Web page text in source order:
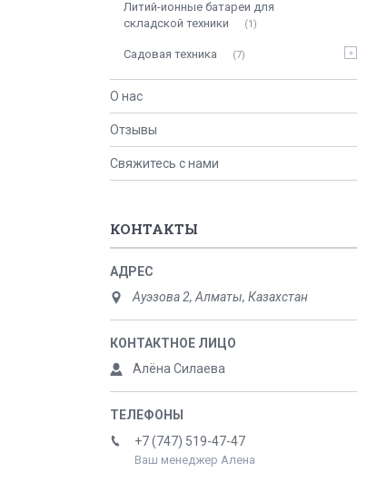
Литий-ионные батареи для
складской техники
1
Садовая техника 7
О нас
Отзывы
Свяжитесь с нами
КОНТАКТЫ
Ауэзова 2, Алматы, Казахстан
Алёна Силаева
+7 (747) 519-47-47
Ваш менеджер Алена